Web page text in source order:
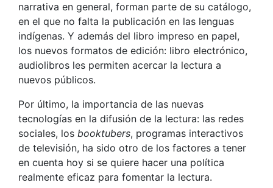
narrativa en general, forman parte de su catálogo,
en el que no falta la publicación en las lenguas
indígenas. Y además del libro impreso en papel,
los nuevos formatos de edición: libro electrónico,
audiolibros les permiten acercar la lectura a
nuevos públicos.
Por último, la importancia de las nuevas
tecnologías en la difusión de la lectura: las redes
sociales, los booktubers, programas interactivos
de televisión, ha sido otro de los factores a tener
en cuenta hoy si se quiere hacer una política
realmente eficaz para fomentar la lectura.